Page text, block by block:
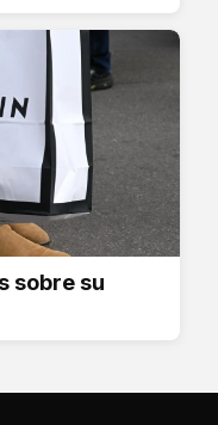
sobre su